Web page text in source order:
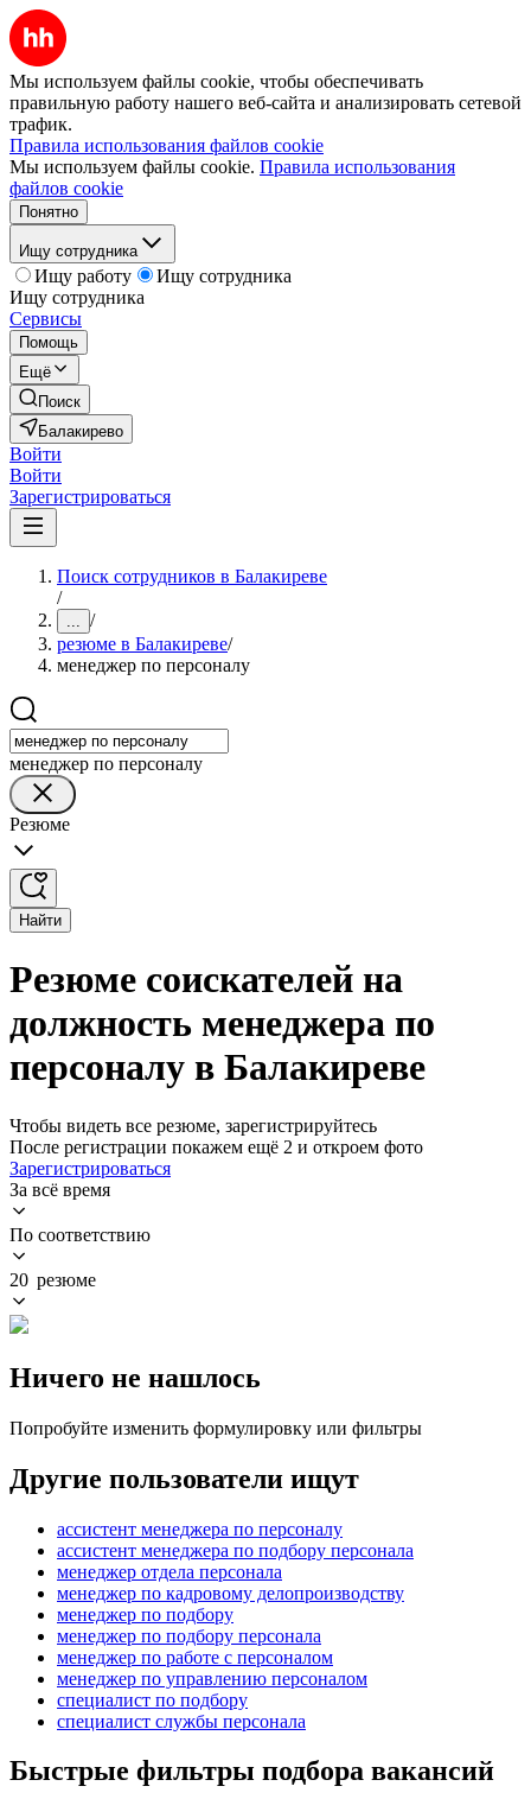
Мы используем файлы cookie, чтобы обеспечивать
правильную работу нашего веб-сайта и анализировать сетевой
трафик.
Правила использования файлов cookie
Мы используем файлы cookie. Правила использования
файлов cookie
Понятно
Ищу сотрудника
Ищу работу
Ищу сотрудника
Ищу сотрудника
Сервисы
Помощь
Ещё
Поиск
Балакирево
Войти
Войти
Зарегистрироваться
Поиск сотрудников в Балакиреве
/
... /
резюме в Балакиреве/
менеджер по персоналу
менеджер по персоналу
Резюме
Найти
Резюме соискателей на
должность менеджера по
персоналу в Балакиреве
Чтобы видеть все резюме, зарегистрируйтесь
После регистрации покажем ещё 2 и откроем фото
Зарегистрироваться
За всё время
По соответствию
20 резюме
Ничего не нашлось
Попробуйте изменить формулировку или фильтры
Другие пользователи ищут
ассистент менеджера по персоналу
ассистент менеджера по подбору персонала
менеджер отдела персонала
менеджер по кадровому делопроизводству
менеджер по подбору
менеджер по подбору персонала
менеджер по работе с персоналом
менеджер по управлению персоналом
специалист по подбору
специалист службы персонала
Быстрые фильтры подбора вакансий